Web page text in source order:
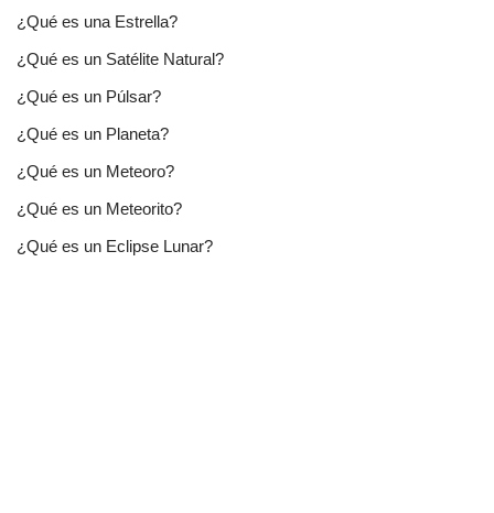
¿Qué es una Estrella?
¿Qué es un Satélite Natural?
¿Qué es un Púlsar?
¿Qué es un Planeta?
¿Qué es un Meteoro?
¿Qué es un Meteorito?
¿Qué es un Eclipse Lunar?